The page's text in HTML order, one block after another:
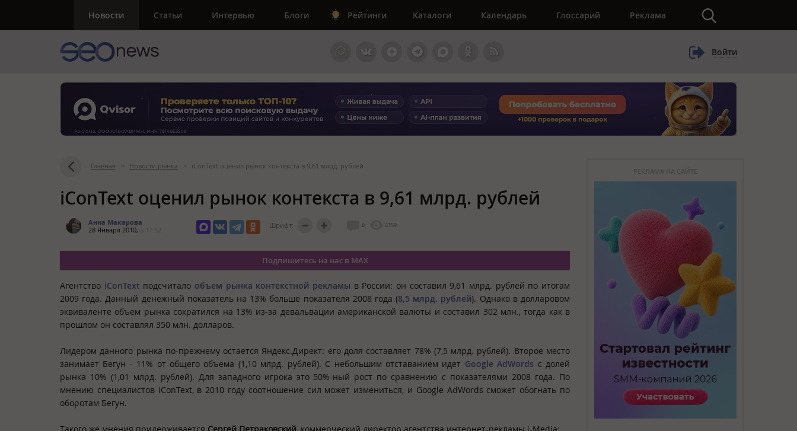
Новости Статьи Интервью Блоги Рейтинги Каталоги Календарь Глоссарий Реклама
Войти
Главная > Новости рынка > iConText оценил рынок контекста в 9,61 млрд. рублей
iConText оценил рынок контекста в 9,61 млрд. рублей
Анна Макарова
28 Января 2010,
Шрифт: 0 6159
Подпишитесь на нас в MAX
Агентство iConText подсчитало объем рынка контекстной рекламы в России: он составил 9,61 млрд. рублей по итогам
2009 года. Данный денежный показатель на 13% больше показателя 2008 года (8,5 млрд. рублей). Однако в долларовом
эквиваленте объем рынка сократился на 13% из-за девальвации американской валюты и составил 302 млн., тогда как в
прошлом он составлял 350 млн. долларов.
Лидером данного рынка по-прежнему остается Яндекс.Директ: его доля составляет 78% (7,5 млрд. рублей). Второе место
занимает Бегун - 11% от общего объема (1,10 млрд. рублей). С небольшим отставанием идет Google AdWords с долей
рынка 10% (1,01 млрд. рублей). Для западного игрока это 50%-ный рост по сравнению с показателями 2008 года. По
мнению специалистов iConText, в 2010 году соотношение сил может измениться, и Google AdWords сможет обогнать по
оборотам Бегун.
РЕКЛАМА НА САЙТЕ